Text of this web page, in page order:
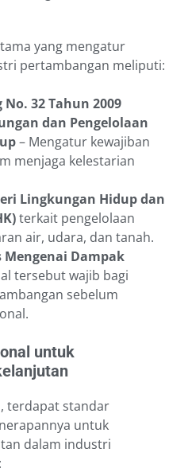
yang mengatur
pertambangan meliputi:
32 Tahun 2009
dan Pengelolaan
– Mengatur kewajiban
menjaga kelestarian
Lingkungan Hidup dan
terkait pengelolaan
air, udara, dan tanah.
Mengenai Dampak
tersebut wajib bagi
sebelum
untuk
terdapat standar
untuk
dalam industri